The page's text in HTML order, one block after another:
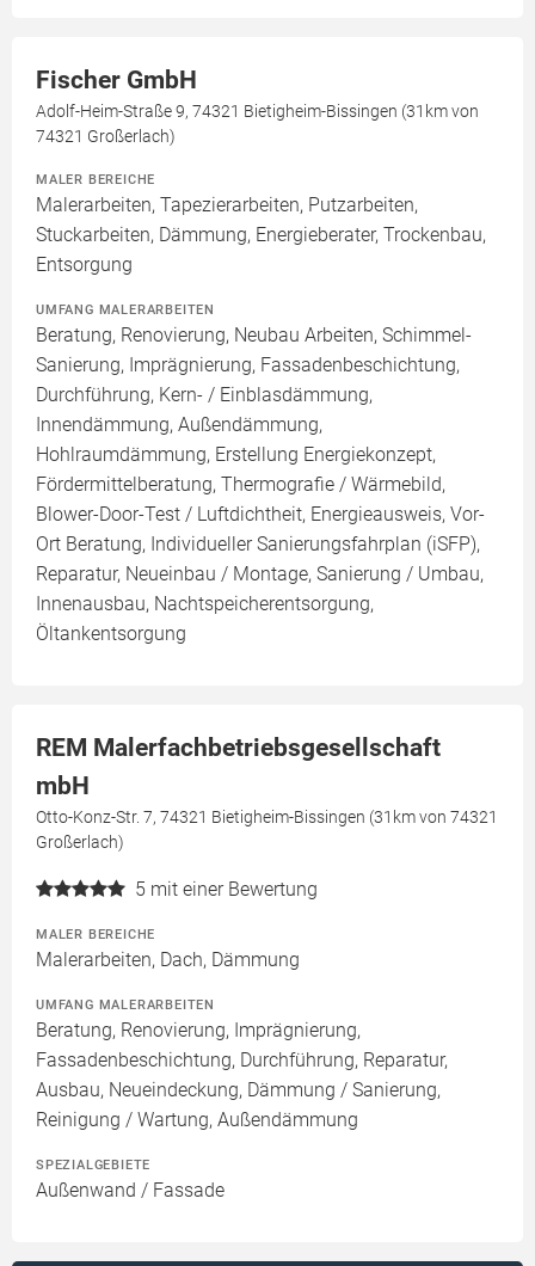
Fischer GmbH
Adolf-Heim-Straße 9, 74321 Bietigheim-Bissingen (31km von
74321 Großerlach)
MALER BEREICHE
Malerarbeiten, Tapezierarbeiten, Putzarbeiten,
Stuckarbeiten, Dämmung, Energieberater, Trockenbau,
Entsorgung
UMFANG MALERARBEITEN
Beratung, Renovierung, Neubau Arbeiten, Schimmel-
Sanierung, Imprägnierung, Fassadenbeschichtung,
Durchführung, Kern- / Einblasdämmung,
Innendämmung, Außendämmung,
Hohlraumdämmung, Erstellung Energiekonzept,
Fördermittelberatung, Thermografie / Wärmebild,
Blower-Door-Test / Luftdichtheit, Energieausweis, Vor-
Ort Beratung, Individueller Sanierungsfahrplan (iSFP),
Reparatur, Neueinbau / Montage, Sanierung / Umbau,
Innenausbau, Nachtspeicherentsorgung,
Öltankentsorgung
REM Malerfachbetriebsgesellschaft
mbH
Otto-Konz-Str. 7, 74321 Bietigheim-Bissingen (31km von 74321
Großerlach)
5 mit einer Bewertung
MALER BEREICHE
Malerarbeiten, Dach, Dämmung
UMFANG MALERARBEITEN
Beratung, Renovierung, Imprägnierung,
Fassadenbeschichtung, Durchführung, Reparatur,
Ausbau, Neueindeckung, Dämmung / Sanierung,
Reinigung / Wartung, Außendämmung
SPEZIALGEBIETE
Außenwand / Fassade